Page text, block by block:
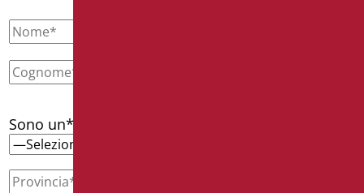
Sono un*